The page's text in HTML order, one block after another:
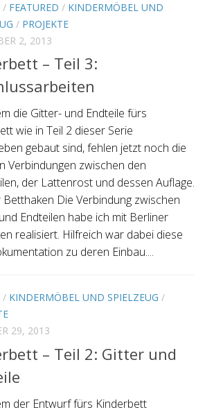
/ FEATURED / KINDERMÖBEL UND
/ PROJEKTE
2, 2013
– Teil 3:
die Gitter- und Endteile fürs
wie in Teil 2 dieser Serie
gebaut sind, fehlen jetzt noch die
Verbindungen zwischen den
der Lattenrost und dessen Auflage.
Betthaken Die Verbindung zwischen
Endteilen habe ich mit Berliner
realisiert. Hilfreich war dabei diese
zu deren Einbau....
/ KINDERMÖBEL UND SPIELZEUG /
29, 2013
– Teil 2: Gitter und
der Entwurf fürs Kinderbett